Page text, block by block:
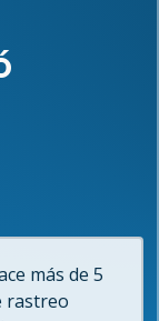
más de 5
rastreo